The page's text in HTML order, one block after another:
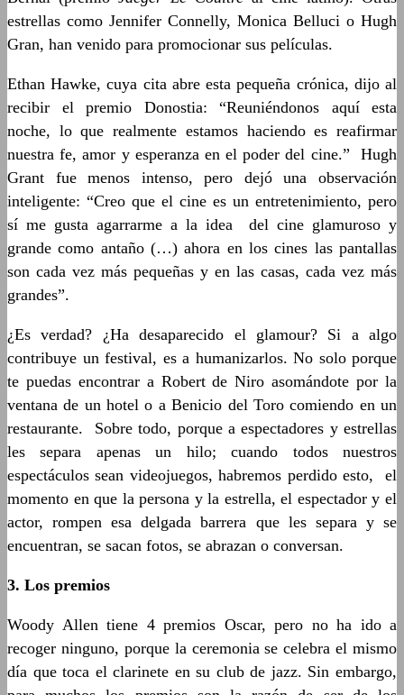
estrellas como Jennifer Connelly, Monica Belluci o Hugh
Gran, han venido para promocionar sus películas.
Ethan Hawke, cuya cita abre esta pequeña crónica, dijo al
recibir el premio Donostia: “Reuniéndonos aquí esta
noche, lo que realmente estamos haciendo es reafirmar
nuestra fe, amor y esperanza en el poder del cine.” Hugh
Grant fue menos intenso, pero dejó una observación
inteligente: “Creo que el cine es un entretenimiento, pero
sí me gusta agarrarme a la idea del cine glamuroso y
grande como antaño (…) ahora en los cines las pantallas
son cada vez más pequeñas y en las casas, cada vez más
grandes”.
¿Es verdad? ¿Ha desaparecido el glamour? Si a algo
contribuye un festival, es a humanizarlos. No solo porque
te puedas encontrar a Robert de Niro asomándote por la
ventana de un hotel o a Benicio del Toro comiendo en un
restaurante. Sobre todo, porque a espectadores y estrellas
les separa apenas un hilo; cuando todos nuestros
espectáculos sean videojuegos, habremos perdido esto, el
momento en que la persona y la estrella, el espectador y el
actor, rompen esa delgada barrera que les separa y se
encuentran, se sacan fotos, se abrazan o conversan.
3. Los premios
Woody Allen tiene 4 premios Oscar, pero no ha ido a
recoger ninguno, porque la ceremonia se celebra el mismo
día que toca el clarinete en su club de jazz. Sin embargo,